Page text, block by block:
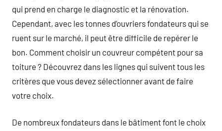
qui prend en charge le diagnostic et la rénovation.
Cependant, avec les tonnes d’ouvriers fondateurs qui se
ruent sur le marché, il peut être difficile de repérer le
bon. Comment choisir un couvreur compétent pour sa
toiture ? Découvrez dans les lignes qui suivent tous les
critères que vous devez sélectionner avant de faire
votre choix.
De nombreux fondateurs dans le bâtiment font le choix